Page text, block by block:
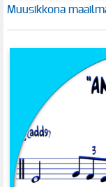
Muusikkona